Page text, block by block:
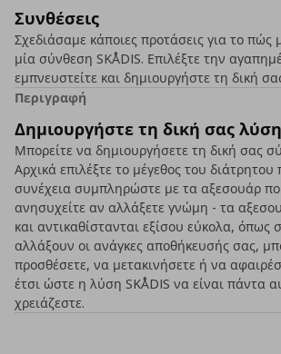
Συνθέσεις
Σχεδιάσαμε κάποιες προτάσεις για το πώς
μία σύνθεση SKÅDIS. Επιλέξτε την
εμπνευστείτε και δημιουργήστε τη δική
Περιγραφή
Δημιουργήστε τη δική σας
Μπορείτε να δημιουργήσετε τη δική σας
Αρχικά επιλέξτε το μέγεθος του διάτρητου
συνέχεια συμπληρώστε με τα αξεσουάρ
ανησυχείτε αν αλλάξετε γνώμη - τα
και αντικαθίστανται εξίσου εύκολα, όπως
αλλάξουν οι ανάγκες αποθήκευσής σας,
προσθέσετε, να μετακινήσετε ή να
έτσι ώστε η λύση SKÅDIS να είναι πάντα
χρειάζεστε.